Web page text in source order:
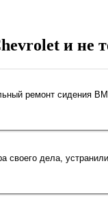
и не
ремонт сидения
дела,